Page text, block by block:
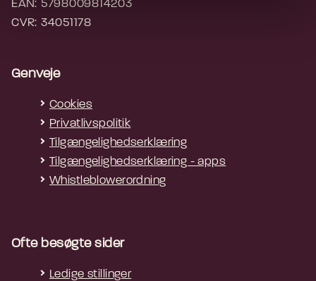
EAN: 5798009814203
CVR: 34051178
Genveje
Cookies
Privatlivspolitik
Tilgængelighedserklæring
Tilgængelighedserklæring - apps
Whistleblowerordning
Ofte besøgte sider
Ledige stillinger